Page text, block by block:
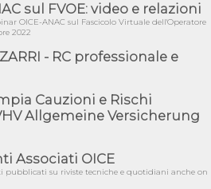
Assemblea Pubblica Confindustria
per il bando della Città metropolitana
cancellazioni da elenchi professionisti
Buildings Competition -
sul FVOE: video e relazioni
OICE-ANAC sul Fascicolo Virtuale dell'Operatore
2022
- RC professionale e
Cauzioni e Rischi
Allgemeine Versicherung
Associati OICE
pubblicati su riviste tecniche e quotidiani anche on